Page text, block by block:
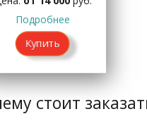
Подробнее
Купить
стоит